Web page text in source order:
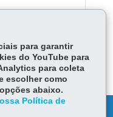
para garantir
do YouTube para
para coleta
escolher como
abaixo.
Política de